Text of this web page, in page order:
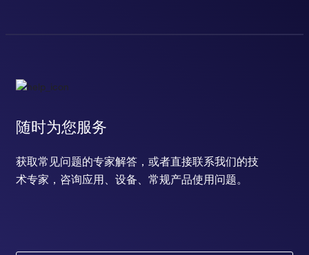
随时为您服务
获取常见问题的专家解答，或者直接联系我们的技
术专家，咨询应用、设备、常规产品使用问题。